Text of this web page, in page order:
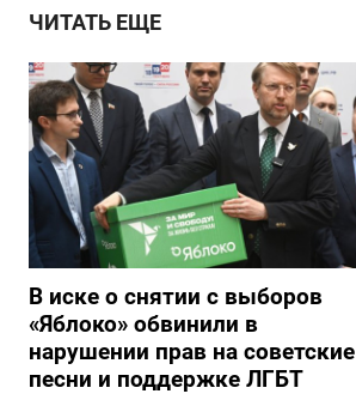
ЧИТАТЬ ЕЩЕ
В иске о снятии с выборов
«Яблоко» обвинили в
нарушении прав на советские
песни и поддержке ЛГБТ